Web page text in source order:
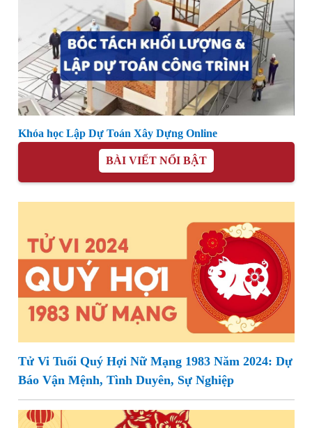
Khóa học Lập Dự Toán Xây Dựng Online
BÀI VIẾT NỔI BẬT
Tử Vi Tuổi Quý Hợi Nữ Mạng 1983 Năm 2024: Dự
Báo Vận Mệnh, Tình Duyên, Sự Nghiệp